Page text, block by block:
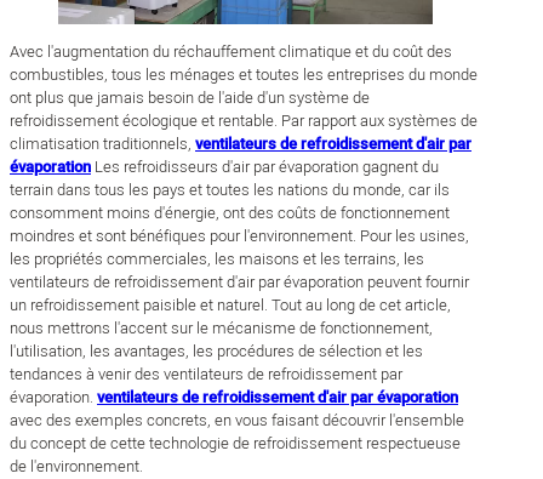
Avec l'augmentation du réchauffement climatique et du coût des
combustibles, tous les ménages et toutes les entreprises du monde
ont plus que jamais besoin de l'aide d'un système de
refroidissement écologique et rentable. Par rapport aux systèmes de
climatisation traditionnels, ventilateurs de refroidissement d'air par
évaporation Les refroidisseurs d'air par évaporation gagnent du
terrain dans tous les pays et toutes les nations du monde, car ils
consomment moins d'énergie, ont des coûts de fonctionnement
moindres et sont bénéfiques pour l'environnement. Pour les usines,
les propriétés commerciales, les maisons et les terrains, les
ventilateurs de refroidissement d'air par évaporation peuvent fournir
un refroidissement paisible et naturel. Tout au long de cet article,
nous mettrons l'accent sur le mécanisme de fonctionnement,
l'utilisation, les avantages, les procédures de sélection et les
tendances à venir des ventilateurs de refroidissement par
évaporation. ventilateurs de refroidissement d'air par évaporation
avec des exemples concrets, en vous faisant découvrir l'ensemble
du concept de cette technologie de refroidissement respectueuse
de l'environnement.